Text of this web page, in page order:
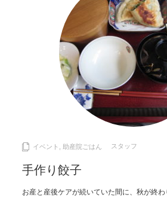
イベント 助産院ごはん スタッフ
手作り餃子
お産と産後ケアが続いていた間に、秋が終